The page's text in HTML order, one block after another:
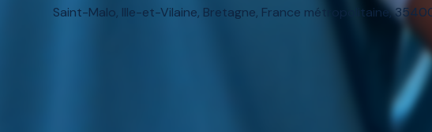
Saint-Malo, Ille-et-Vilaine, Bretagne, France métropolitaine,